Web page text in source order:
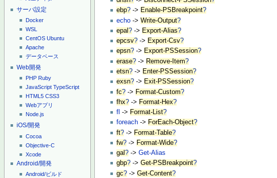
サーバ設定
Docker
WSL
CentOS Ubuntu
Apache
データベース
Web開発
PHP Ruby
JavaScript TypeScript
HTML5 CSS3
Webアプリ
Node.js
iOS/開発
Cocoa
Objective-C
Xcode
Android/開発
Android/ビルド
ebp? -> Enable-PSBreakpoint?
echo ->Write-Output?
epal? -> Export-Alias?
epcsv? -> Export-Csv?
epsn? -> Export-PSSession?
erase? -> Remove-Item?
etsn? -> Enter-PSSession?
exsn? -> Exit-PSSession?
fc? -> Format-Custom?
fhx? -> Format-Hex?
fl -> Format-List?
foreach -> ForEach-Object?
ft? -> Format-Table?
fw? -> Format-Wide?
gal? ->Get-Alias
gbp? ->Get-PSBreakpoint?
gc? ->Get-Content?